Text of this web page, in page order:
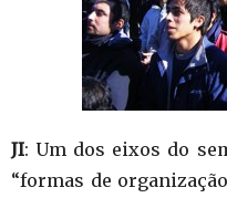
JI: Um dos eixos do
“formas de